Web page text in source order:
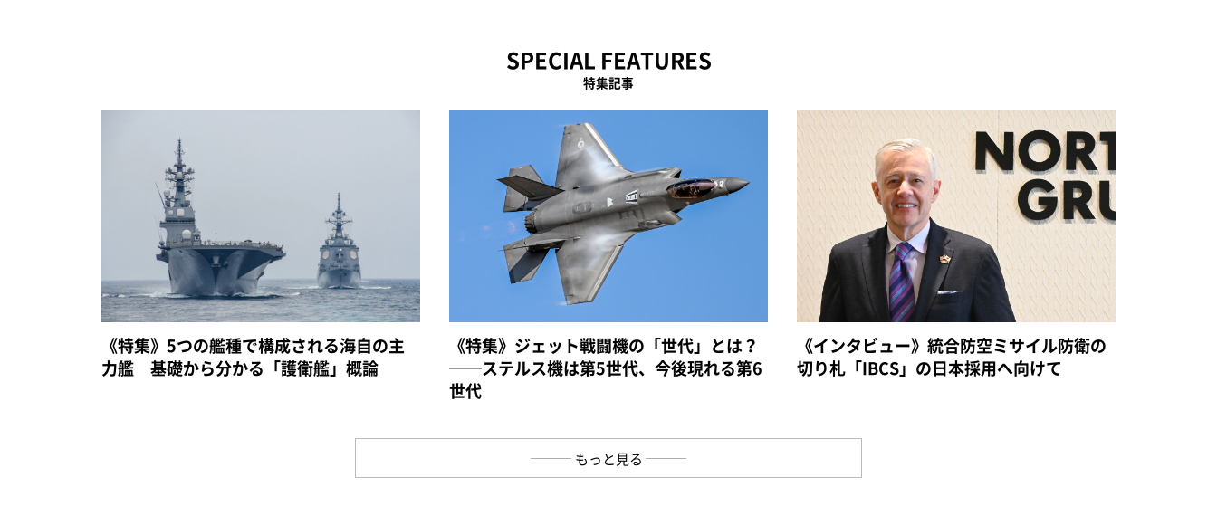
SPECIAL FEATURES
特集記事
《特集》5つの艦種で構成される海自の主
力艦 基礎から分かる「護衛艦」概論
《特集》ジェット戦闘機の「世代」とは？
──ステルス機は第5世代、今後現れる第6
世代
《インタビュー》統合防空ミサイル防衛の
切り札「IBCS」の日本採用へ向けて
もっと見る